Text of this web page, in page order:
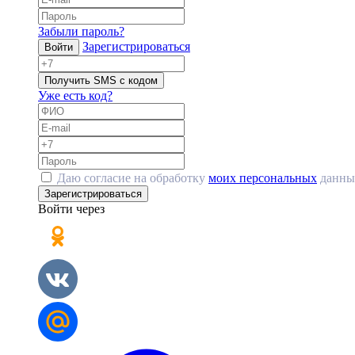
Забыли пароль?
Войти Зарегистрироваться
Получить SMS с кодом
Уже есть код?
Даю согласие на обработку моих персональных
Зарегистрироваться
Войти через